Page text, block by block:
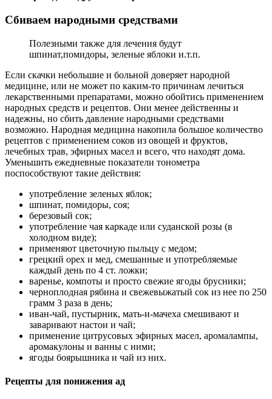
Сбиваем народными средствами
Полезными также для лечения будут
шпинат,помидоры, зеленые яблоки и.т.п.
Если скачки небольшие и больной доверяет народной
медицине, или не может по каким-то причинам лечиться
лекарственными препаратами, можно обойтись применением
народных средств и рецептов. Они менее действенны и
надежны, но сбить давление народными средствами
возможно. Народная медицина накопила большое количество
рецептов с применением соков из овощей и фруктов,
лечебных трав, эфирных масел и всего, что находят дома.
Уменьшить ежедневные показатели тонометра
поспособствуют такие действия:
употребление зеленых яблок;
шпинат, помидоры, соя;
березовый сок;
употребление чая каркаде или суданской розы (в
холодном виде);
применяют цветочную пыльцу с медом;
грецкий орех и мед, смешанные и употребляемые
каждый день по 4 ст. ложки;
варенье, компоты и просто свежие ягоды брусники;
черноплодная рябина и свежевыжатый сок из нее по 250
грамм 3 раза в день;
иван-чай, пустырник, мать-и-мачеха смешивают и
заваривают настои и чай;
применение цитрусовых эфирных масел, аромалампы,
аромакулоны и ванны с ними;
ягоды боярышника и чай из них.
Рецепты для понижения ад